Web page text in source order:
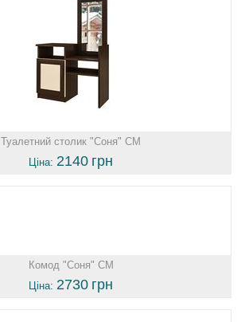
Туалетний столик "Соня" СМ
Ціна: 2140 грн
Комод "Соня" СМ
Ціна: 2730 грн